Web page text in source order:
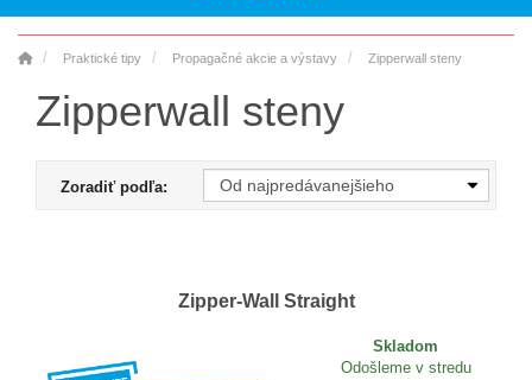
Praktické tipy Propagačné akcie a výstavy Zipperwall steny
Zipperwall steny
Zoradiť podľa:
Zipper-Wall Straight
Skladom
Odošleme v stredu